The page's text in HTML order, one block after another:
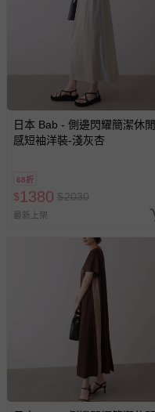
日本 Bab - 側邊閃耀簡潔休閒
感短袖洋裝-淺灰杏
68折
$1380 $2030
最新上架